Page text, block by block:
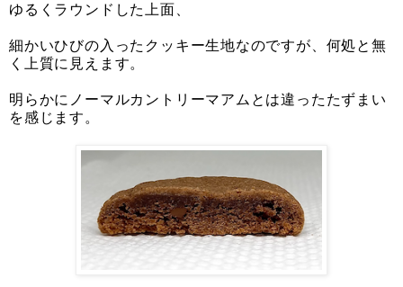
ゆるくラウンドした上面、
細かいひびの入ったクッキー生地なのですが、何処と無
く上質に見えます。
明らかにノーマルカントリーマアムとは違ったたずまい
を感じます。